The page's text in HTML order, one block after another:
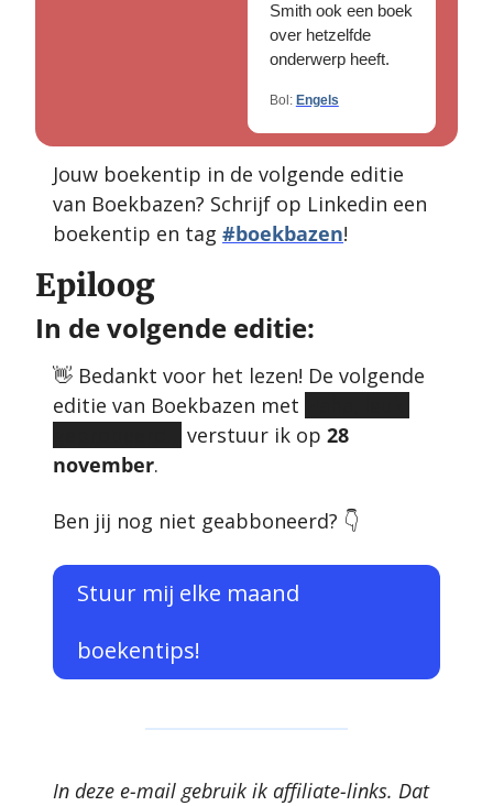
Smith ook een boek
over hetzelfde
onderwerp heeft.
Bol: Engels
Jouw boekentip in de volgende editie
van Boekbazen? Schrijf op Linkedin een
boekentip en tag #boekbazen!
Epiloog
In de volgende editie:
👋 Bedankt voor het lezen! De volgende
editie van Boekbazen met
verstuur ik op 28
november.
Ben jij nog niet geabboneerd? 👇
Stuur mij elke maand
boekentips!
In deze e-mail gebruik ik affiliate-links. Dat